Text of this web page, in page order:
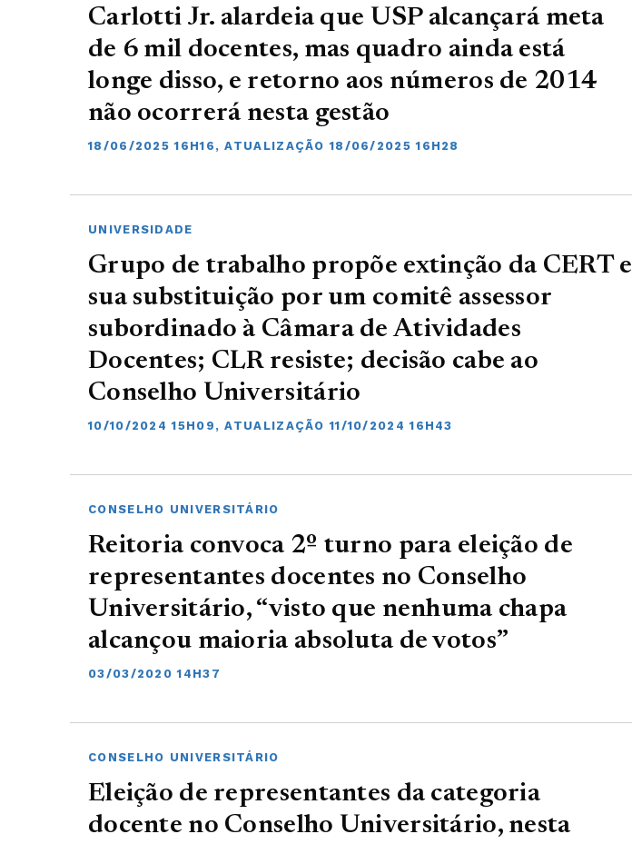
Carlotti Jr. alardeia que USP alcançará meta
de 6 mil docentes, mas quadro ainda está
longe disso, e retorno aos números de 2014
não ocorrerá nesta gestão
18/06/2025 16H16, ATUALIZAÇÃO 18/06/2025 16H28
UNIVERSIDADE
Grupo de trabalho propõe extinção da CERT e
sua substituição por um comitê assessor
subordinado à Câmara de Atividades
Docentes; CLR resiste; decisão cabe ao
Conselho Universitário
10/10/2024 15H09, ATUALIZAÇÃO 11/10/2024 16H43
CONSELHO UNIVERSITÁRIO
Reitoria convoca 2º turno para eleição de
representantes docentes no Conselho
Universitário, “visto que nenhuma chapa
alcançou maioria absoluta de votos”
03/03/2020 14H37
CONSELHO UNIVERSITÁRIO
Eleição de representantes da categoria
docente no Conselho Universitário, nesta